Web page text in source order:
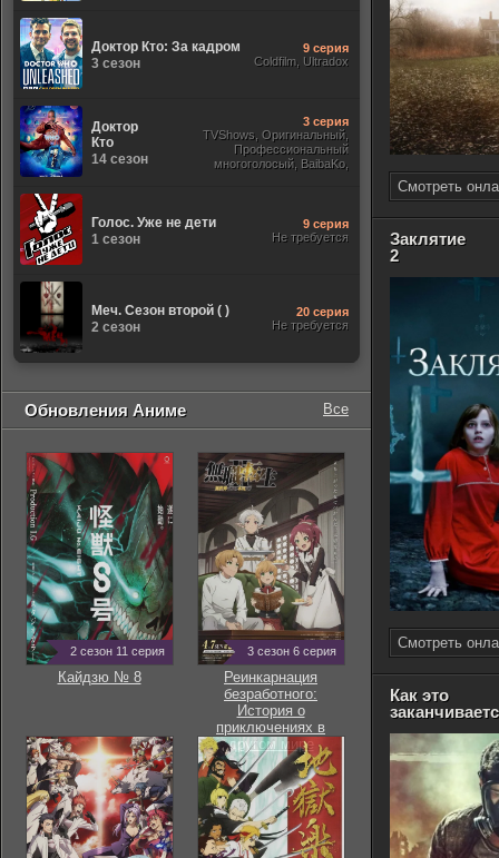
Смотреть
Заклятие
2
Смотреть
Как это
Доктор Кто: За кадром
3 сезон
9 серия
Coldfilm, Ultradox
Доктор
Кто
14 сезон
3 серия
TVShows, Оригинальный,
Профессиональный
многоголосый, BaibaKo,
Голос. Уже не дети
1 сезон
9 серия
Не требуется
Меч. Сезон второй ( )
2 сезон
20 серия
Не требуется
Обновления Аниме Все
2 сезон 11 серия
Кайдзю № 8
3 сезон 6 серия
Реинкарнация
безработного:
История о
приключениях в
другом мире